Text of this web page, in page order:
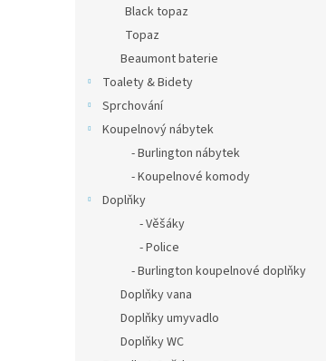
Black topaz
Topaz
Beaumont baterie
Toalety & Bidety
Sprchování
Koupelnový nábytek
- Burlington nábytek
- Koupelnové komody
Doplňky
- Věšáky
- Police
- Burlington koupelnové doplňky
Doplňky vana
Doplňky umyvadlo
Doplňky WC